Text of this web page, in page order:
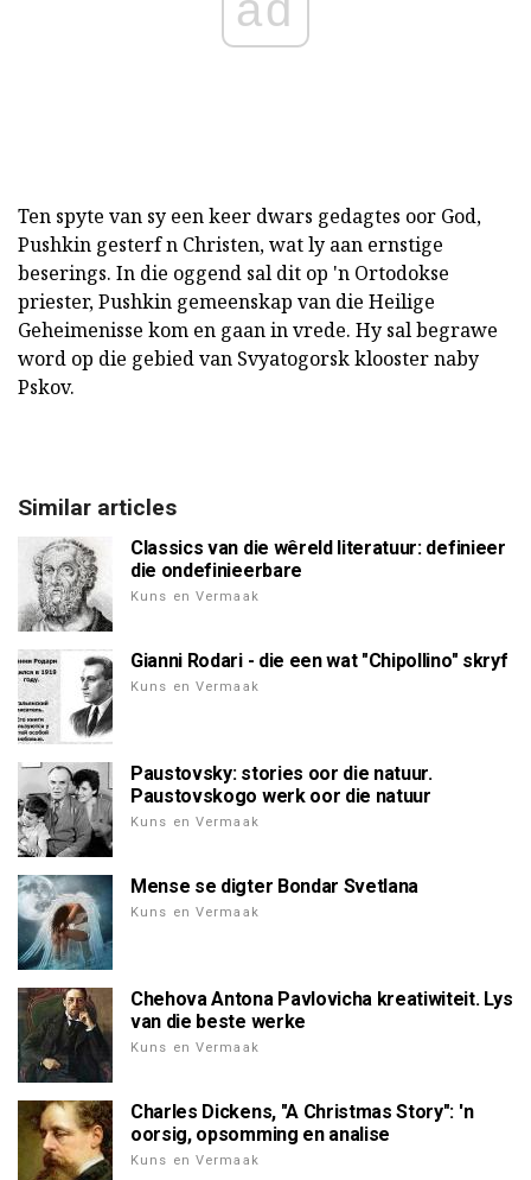
Ten spyte van sy een keer dwars gedagtes oor God,
Pushkin gesterf n Christen, wat ly aan ernstige
beserings. In die oggend sal dit op 'n Ortodokse
priester, Pushkin gemeenskap van die Heilige
Geheimenisse kom en gaan in vrede. Hy sal begrawe
word op die gebied van Svyatogorsk klooster naby
Pskov.
Similar articles
Classics van die wêreld literatuur: definieer
die ondefinieerbare
Kuns en Vermaak
Gianni Rodari - die een wat "Chipollino" skryf
Kuns en Vermaak
Paustovsky: stories oor die natuur.
Paustovskogo werk oor die natuur
Kuns en Vermaak
Mense se digter Bondar Svetlana
Kuns en Vermaak
Chehova Antona Pavlovicha kreatiwiteit. Lys
van die beste werke
Kuns en Vermaak
Charles Dickens, "A Christmas Story": 'n
oorsig, opsomming en analise
Kuns en Vermaak